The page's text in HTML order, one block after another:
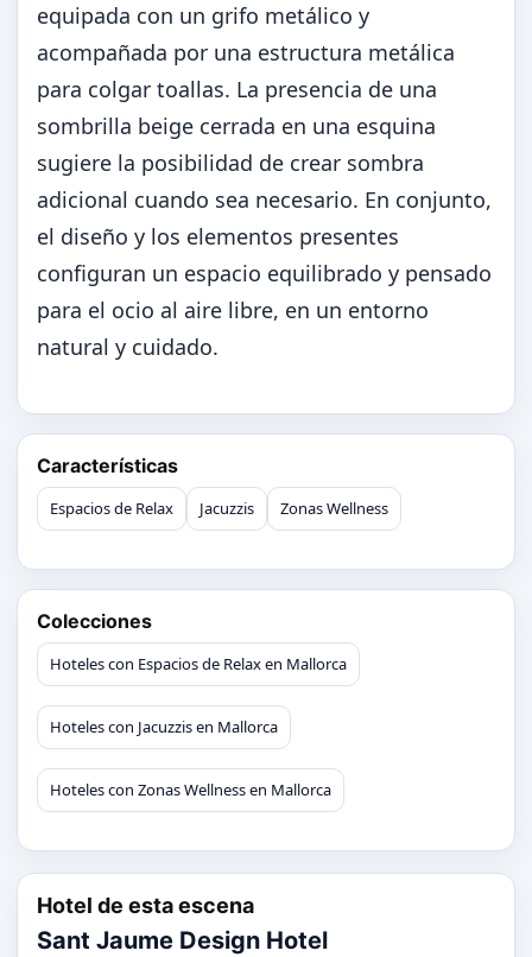
equipada con un grifo metálico y
acompañada por una estructura metálica
para colgar toallas. La presencia de una
sombrilla beige cerrada en una esquina
sugiere la posibilidad de crear sombra
adicional cuando sea necesario. En conjunto,
el diseño y los elementos presentes
configuran un espacio equilibrado y pensado
para el ocio al aire libre, en un entorno
natural y cuidado.
Características
Espacios de Relax Jacuzzis Zonas Wellness
Colecciones
Hoteles con Espacios de Relax en Mallorca
Hoteles con Jacuzzis en Mallorca
Hoteles con Zonas Wellness en Mallorca
Hotel de esta escena
Sant Jaume Design Hotel